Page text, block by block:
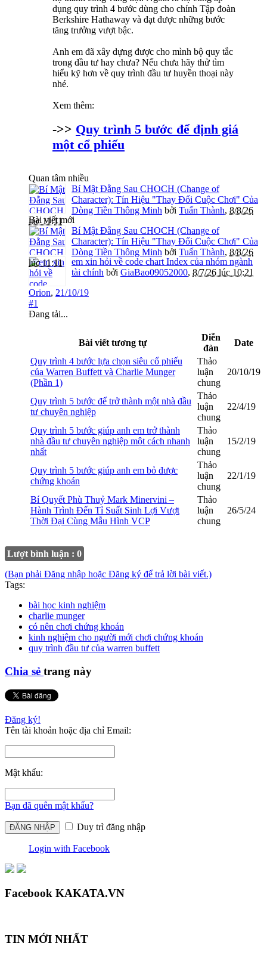
dụng quy trình 4 bước dùng cho chính Tập đoàn
Berkshire Hathaway và đạt được những bước
tăng trưởng vượt bậc.
Anh em đã xây dựng được cho mình bộ quy tắc
trong đầu tư hay chưa? Nếu chưa hãy thử tìm
hiểu kỹ hơn về quy trình đầu tư huyền thoại này
nhé.
Xem thêm:
->> Quy trình 5 bước để định giá
một cổ phiếu
Quan tâm nhiều
Bí Mật Đằng Sau CHOCH (Change of
Character): Tín Hiệu "Thay Đổi Cuộc Chơi" Của
Dòng Tiền Thông Minh bởi Tuấn Thành, 8/8/26
lúc 11:11
Bài viết mới
Bí Mật Đằng Sau CHOCH (Change of
Character): Tín Hiệu "Thay Đổi Cuộc Chơi" Của
Dòng Tiền Thông Minh bởi Tuấn Thành, 8/8/26
lúc 11:11
em xin hỏi về code chart Index của nhóm ngành
tài chính bởi GiaBao09052000, 8/7/26 lúc 10:21
Orion, 21/10/19
#1
Đang tải...
Bài viết tương tự
Diễn
đàn
Date
Quy trình 4 bước lựa chọn siêu cổ phiếu
của Warren Buffett và Charlie Munger
(Phần 1)
Thảo
luận
chung
20/10/19
Quy trình 5 bước để trở thành một nhà đầu
tư chuyên nghiệp
Thảo
luận
chung
22/4/19
Quy trình 5 bước giúp anh em trở thành
nhà đầu tư chuyên nghiệp một cách nhanh
nhất
Thảo
luận
chung
15/2/19
Quy trình 5 bước giúp anh em bỏ được
chứng khoán
Thảo
luận
chung
22/1/19
Bí Quyết Phù Thuỷ Mark Minervini –
Hành Trình Đến Tỉ Suất Sinh Lợi Vượt
Thời Đại Cùng Mẫu Hình VCP
Thảo
luận
chung
26/5/24
Lượt bình luận : 0
(Bạn phải Đăng nhập hoặc Đăng ký để trả lời bài viết.)
Tags:
bài học kinh nghiệm
charlie munger
có nên chơi chứng khoán
kinh nghiệm cho người mới chơi chứng khoán
quy trình đầu tư của warren buffett
Chia sẻ trang này
Đăng ký!
Tên tài khoản hoặc địa chỉ Email:
Mật khẩu:
Bạn đã quên mật khẩu?
Duy trì đăng nhập
Login with Facebook
Facebook KAKATA.VN
TIN MỚI NHẤT